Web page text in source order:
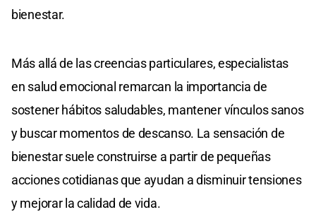
bienestar.
Más allá de las creencias particulares, especialistas
en salud emocional remarcan la importancia de
sostener hábitos saludables, mantener vínculos sanos
y buscar momentos de descanso. La sensación de
bienestar suele construirse a partir de pequeñas
acciones cotidianas que ayudan a disminuir tensiones
y mejorar la calidad de vida.